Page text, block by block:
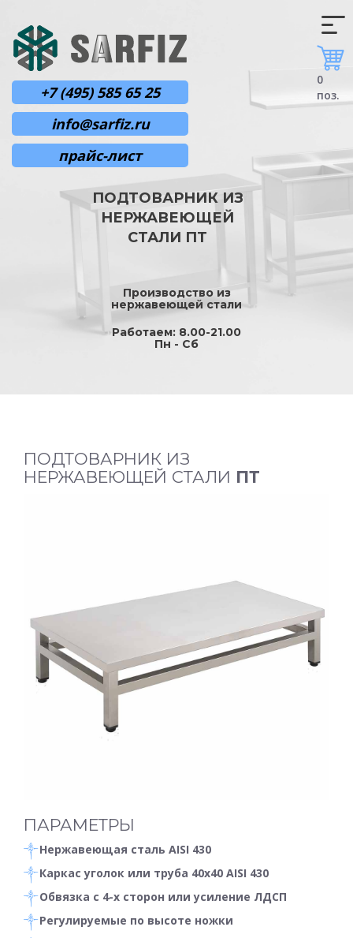
+7 (495) 585 65 25
info@sarfiz.ru
прайс-лист
0
поз.
ПОДТОВАРНИК ИЗ
НЕРЖАВЕЮЩЕЙ
СТАЛИ ПТ
Производство из
нержавеющей стали
Работаем: 8.00-21.00
Пн - Сб
ПОДТОВАРНИК ИЗ
НЕРЖАВЕЮЩЕЙ СТАЛИ ПТ
ПАРАМЕТРЫ
Нержавеющая сталь AISI 430
Каркас уголок или труба 40х40 AISI 430
Обвязка с 4-х сторон или усиление ЛДСП
Регулируемые по высоте ножки